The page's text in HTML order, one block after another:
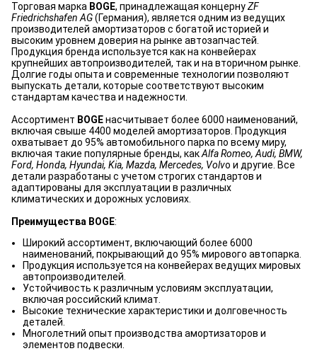
Торговая марка BOGE, принадлежащая концернуZF
Friedrichshafen AG(Германия), является одним из ведущих
производителей амортизаторов с богатой историей и
высоким уровнем доверия на рынке автозапчастей.
Продукция бренда используется как на конвейерах
крупнейших автопроизводителей, так и на вторичном рынке.
Долгие годы опыта и современные технологии позволяют
выпускать детали, которые соответствуют высоким
стандартам качества и надежности.
Ассортимент BOGEнасчитывает более 6000 наименований,
включая свыше 4400 моделей амортизаторов. Продукция
охватывает до 95% автомобильного парка по всему миру,
включая такие популярные бренды, какAlfa Romeo, Audi, BMW,
Ford, Honda, Hyundai, Kia, Mazda, Mercedes, Volvo и другие. Все
детали разработаны с учетом строгих стандартов и
адаптированы для эксплуатации в различных
климатических и дорожных условиях.
Преимущества BOGE:
Широкий ассортимент, включающий более 6000
наименований, покрывающий до 95% мирового автопарка.
Продукция используется на конвейерах ведущих мировых
автопроизводителей.
Устойчивость к различным условиям эксплуатации,
включая российский климат.
Высокие технические характеристики и долговечность
деталей.
Многолетний опыт производства амортизаторов и
элементов подвески.